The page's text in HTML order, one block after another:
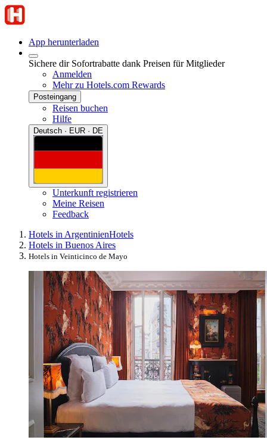
App herunterladen
Sichere dir Sofortrabatte dank Preisen für Mitglieder
Anmelden
Mehr zu Hotels.com Rewards
Posteingang
Reisen buchen
Hilfe
Deutsch · EUR · DE
Unterkunft registrieren
Meine Reisen
Feedback
Hotels in ArgentinienHotels
Hotels in Buenos Aires
Hotels in Veinticinco de Mayo